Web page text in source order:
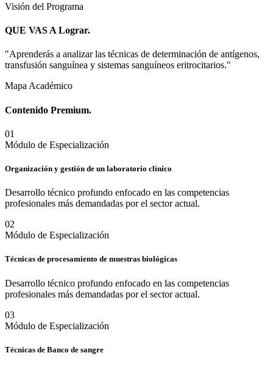
Visión del Programa
QUE VAS A Lograr.
"Aprenderás a analizar las técnicas de determinación de antígenos,
transfusión sanguínea y sistemas sanguíneos eritrocitarios."
Mapa Académico
Contenido Premium.
01
Módulo de Especialización
Organización y gestión de un laboratorio clínico
Desarrollo técnico profundo enfocado en las competencias
profesionales más demandadas por el sector actual.
02
Módulo de Especialización
Técnicas de procesamiento de muestras biológicas
Desarrollo técnico profundo enfocado en las competencias
profesionales más demandadas por el sector actual.
03
Módulo de Especialización
Técnicas de Banco de sangre